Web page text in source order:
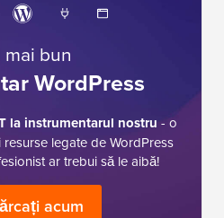
mai bun
WordPress
la instrumentarul nostru - o
legate de WordPress
ar trebui să le aibă!
acum